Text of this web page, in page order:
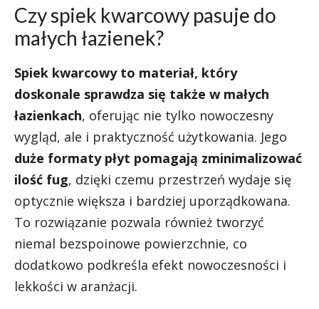
Czy spiek kwarcowy pasuje do
małych łazienek?
Spiek kwarcowy to materiał, który
doskonale sprawdza się także w małych
łazienkach, oferując nie tylko nowoczesny
wygląd, ale i praktyczność użytkowania. Jego
duże formaty płyt pomagają zminimalizować
ilość fug, dzięki czemu przestrzeń wydaje się
optycznie większa i bardziej uporządkowana.
To rozwiązanie pozwala również tworzyć
niemal bezspoinowe powierzchnie, co
dodatkowo podkreśla efekt nowoczesności i
lekkości w aranżacji.